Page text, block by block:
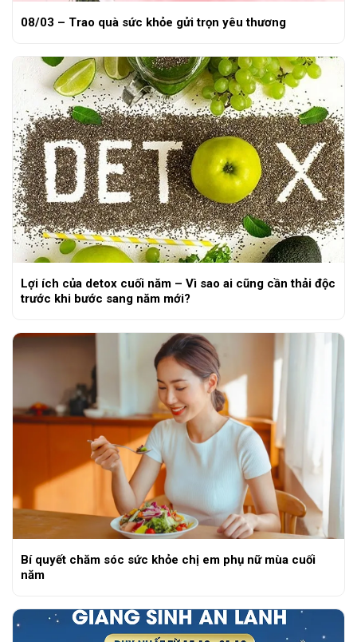
08/03 – Trao quà sức khỏe gửi trọn yêu thương
Lợi ích của detox cuối năm – Vì sao ai cũng cần thải độc
trước khi bước sang năm mới?
Bí quyết chăm sóc sức khỏe chị em phụ nữ mùa cuối
năm